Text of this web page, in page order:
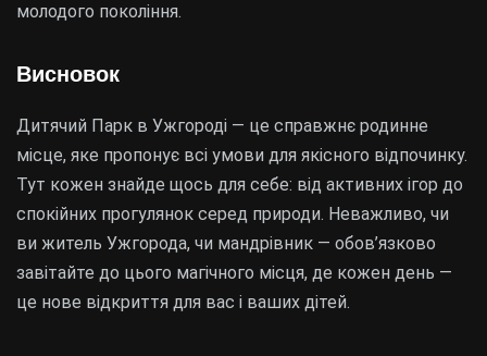
молодого покоління.
Висновок
Дитячий Парк в Ужгороді — це справжнє родинне
місце, яке пропонує всі умови для якісного відпочинку.
Тут кожен знайде щось для себе: від активних ігор до
спокійних прогулянок серед природи. Неважливо, чи
ви житель Ужгорода, чи мандрівник — обов’язково
завітайте до цього магічного місця, де кожен день —
це нове відкриття для вас і ваших дітей.